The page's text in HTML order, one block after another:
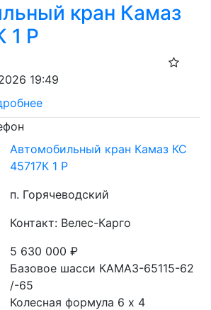
кран Камаз
1 Р
19:49
Автомобильный кран Камаз КС
45717К 1 Р
п. Горячеводский
Контакт: Велес-Карго
5 630 000₽
Базовое шасси КАМАЗ-65115-62
/-65
Колесная формула 6 x 4